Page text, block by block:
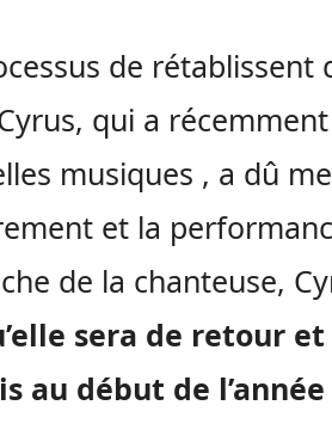
de rétablissent
qui a récemment
musiques , a dû
et la
de la chanteuse,
sera de retour et
au début de l’année